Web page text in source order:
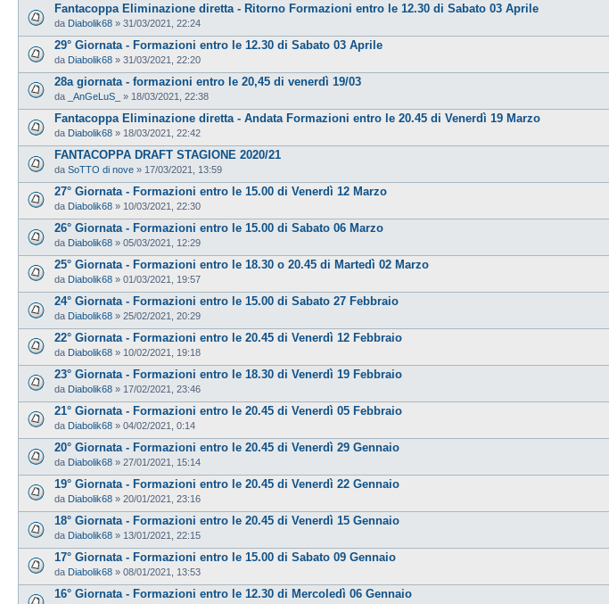
Fantacoppa Eliminazione diretta - Ritorno Formazioni entro le 12.30 di Sabato 03 Aprile
da Diabolik68 » 31/03/2021, 22:24
29° Giornata - Formazioni entro le 12.30 di Sabato 03 Aprile
da Diabolik68 » 31/03/2021, 22:20
28a giornata - formazioni entro le 20,45 di venerdì 19/03
da _AnGeLuS_ » 18/03/2021, 22:38
Fantacoppa Eliminazione diretta - Andata Formazioni entro le 20.45 di Venerdì 19 Marzo
da Diabolik68 » 18/03/2021, 22:42
FANTACOPPA DRAFT STAGIONE 2020/21
da SoTTO di nove » 17/03/2021, 13:59
27° Giornata - Formazioni entro le 15.00 di Venerdì 12 Marzo
da Diabolik68 » 10/03/2021, 22:30
26° Giornata - Formazioni entro le 15.00 di Sabato 06 Marzo
da Diabolik68 » 05/03/2021, 12:29
25° Giornata - Formazioni entro le 18.30 o 20.45 di Martedì 02 Marzo
da Diabolik68 » 01/03/2021, 19:57
24° Giornata - Formazioni entro le 15.00 di Sabato 27 Febbraio
da Diabolik68 » 25/02/2021, 20:29
22° Giornata - Formazioni entro le 20.45 di Venerdì 12 Febbraio
da Diabolik68 » 10/02/2021, 19:18
23° Giornata - Formazioni entro le 18.30 di Venerdì 19 Febbraio
da Diabolik68 » 17/02/2021, 23:46
21° Giornata - Formazioni entro le 20.45 di Venerdì 05 Febbraio
da Diabolik68 » 04/02/2021, 0:14
20° Giornata - Formazioni entro le 20.45 di Venerdì 29 Gennaio
da Diabolik68 » 27/01/2021, 15:14
19° Giornata - Formazioni entro le 20.45 di Venerdì 22 Gennaio
da Diabolik68 » 20/01/2021, 23:16
18° Giornata - Formazioni entro le 20.45 di Venerdì 15 Gennaio
da Diabolik68 » 13/01/2021, 22:15
17° Giornata - Formazioni entro le 15.00 di Sabato 09 Gennaio
da Diabolik68 » 08/01/2021, 13:53
16° Giornata - Formazioni entro le 12.30 di Mercoledì 06 Gennaio